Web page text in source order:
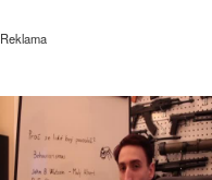
Reklama